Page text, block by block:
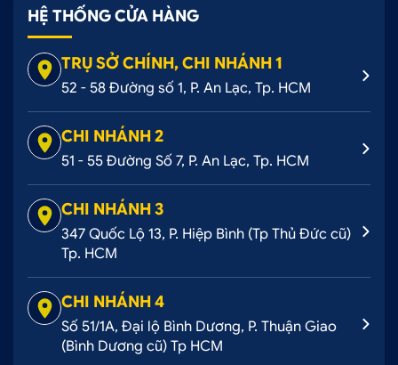
HỆ THỐNG CỬA HÀNG
TRỤ SỞ CHÍNH, CHI NHÁNH 1
52 - 58 Đường số 1, P. An Lạc, Tp. HCM
CHI NHÁNH 2
51 - 55 Đường Số 7, P. An Lạc, Tp. HCM
CHI NHÁNH 3
347 Quốc Lộ 13, P. Hiệp Bình (Tp Thủ Đức cũ)
Tp. HCM
CHI NHÁNH 4
Số 51/1A, Đại lộ Bình Dương, P. Thuận Giao
(Bình Dương cũ) Tp HCM